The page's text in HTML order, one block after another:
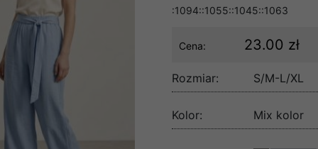
:1094::1055::1045::1063
Cena: 23.00 zł
Rozmiar: S/M-L/XL
Kolor: Mix kolor